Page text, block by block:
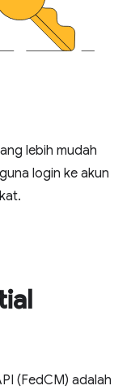
lebih mudah
login ke akun
(FedCM) adalah